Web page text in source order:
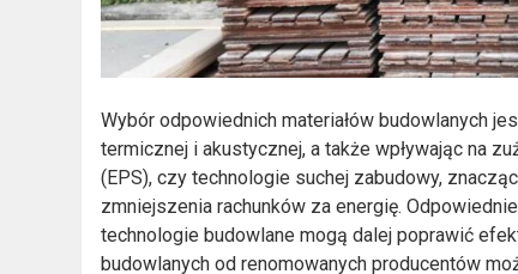
Wybór odpowiednich materiałów budowlanych
termicznej i akustycznej, a także wpływając na
(EPS), czy technologie suchej zabudowy,
zmniejszenia rachunków za energię.
technologie budowlane mogą dalej poprawić
budowlanych od renomowanych producentów